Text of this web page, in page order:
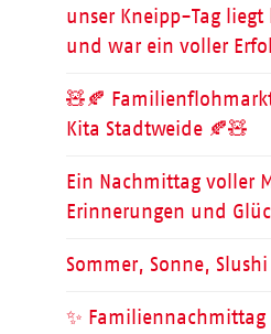
unser Kneipp-Tag
und war ein voller
🧸🍂
Kita Stadtweide 🍂🧸
Ein Nachmittag voller
Erinnerungen und
Sommer, Sonne, Slushi
✨ Familiennachmittag